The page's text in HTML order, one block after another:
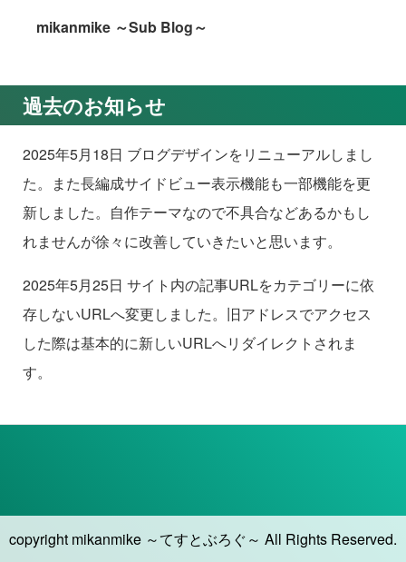
mikanmike ～Sub Blog～
過去のお知らせ
2025年5月18日 ブログデザインをリニューアルしまし
た。また長編成サイドビュー表示機能も一部機能を更
新しました。自作テーマなので不具合などあるかもし
れませんが徐々に改善していきたいと思います。
2025年5月25日 サイト内の記事URLをカテゴリーに依
存しないURLへ変更しました。旧アドレスでアクセス
した際は基本的に新しいURLへリダイレクトされま
す。
copyright mikanmike ～てすとぶろぐ～ All Rights Reserved.